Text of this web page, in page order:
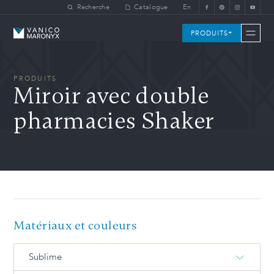
Skip to main contentRecherche Catalogue En
Vanico-Maronyx PRODUITS
PRODUITS
Miroir avec double
pharmacies Shaker
Matériaux et couleurs
Sublime